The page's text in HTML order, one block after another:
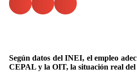
Según datos del INEI, el empleo
CEPAL y la OIT, la situación real